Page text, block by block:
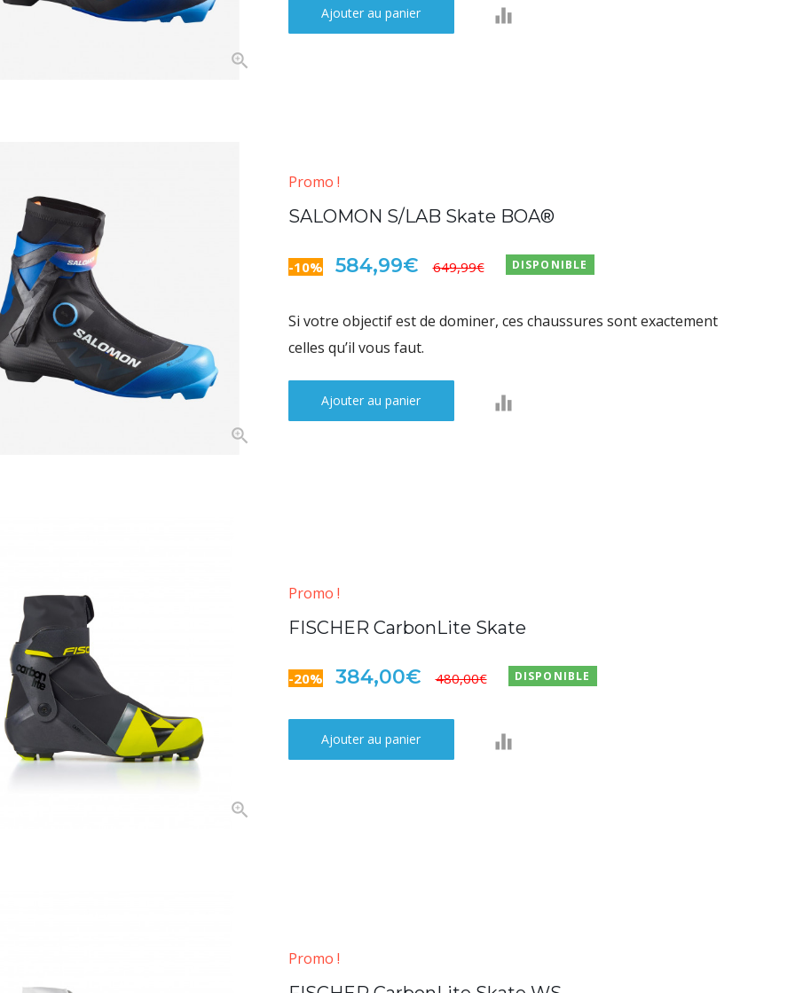
Ajouter au panier
Promo !
SALOMON S/LAB Skate BOA®
-10% 584,99€ 649,99€ DISPONIBLE
Si votre objectif est de dominer, ces chaussures sont exactement
celles qu’il vous faut.
Ajouter au panier
Promo !
FISCHER CarbonLite Skate
-20% 384,00€ 480,00€ DISPONIBLE
Ajouter au panier
Promo !